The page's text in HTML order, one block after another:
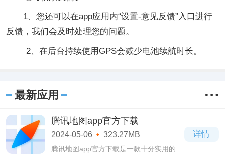
1、您还可以在app应用内“设置-意见反馈”入口进行
反馈，我们会及时处理您的问题。
2、在后台持续使用GPS会减少电池续航时长。
最新应用
腾讯地图app官方下载
2024-05-06 323.27MB
腾讯地图app官方下载是一款十分实用的地
详情